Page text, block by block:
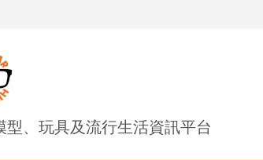
、玩具及流行生活資訊平台